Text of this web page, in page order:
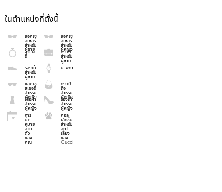
ในตำแหน่งที่ตั้งนี้
แอคเซ
สเซอรี่
สำหรับ
ผู้ชาย
แอคเซ
สเซอรี่
สำหรับ
ผู้หญิง
จิวเวล
รี่
กระเป๋า
สำหรับ
ผู้ชาย
รองเท้า
สำหรับ
ผู้ชาย
นาฬิกา
แอคเซ
สเซอรี่
สำหรับ
ผู้หญิง
กระเป๋า
ถือ
สำหรับ
ผู้หญิง
เสื้อผ้า
สำหรับ
ผู้หญิง
รองเท้า
สำหรับ
ผู้หญิง
การ
นัด
หมาย
ส่วน
ตัว
ของ
คุณ
คอล
เล็กชั่น
สำหรับ
สัตว์
เลี้ยง
ของ
Gucci